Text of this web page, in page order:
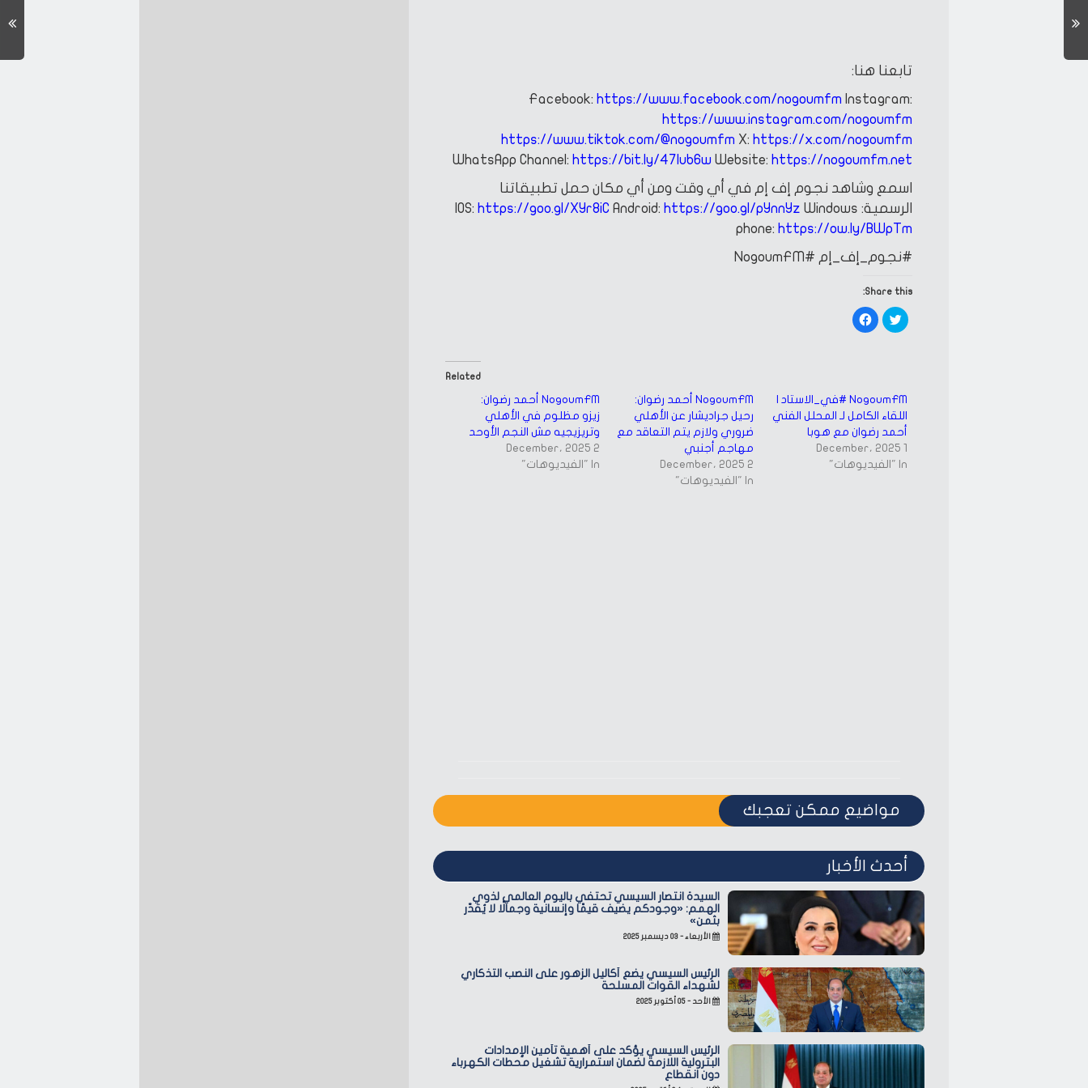
تابعنا هنا:
Facebook: https://www.facebook.com/nogoumfm Instagram:
https://www.instagram.com/nogoumfm
https://www.tiktok.com/@nogoumfm X: https://x.com/nogoumfm
WhatsApp Channel: https://bit.ly/47Iub6w Website: https://nogoumfm.net
اسمع وشاهد نجوم إف إم في أي وقت ومن أي مكان حمل تطبيقاتنا
الرسمية:
https://goo.gl/XYr8iC Android: https://goo.gl/pYnnYz Windows
phone: https://ow.ly/BWpTm
#نجوم_إف_إم #NogoumFM
Share this:
Click
to
share
window)
Click
to
window)
Related
NogoumFM أحمد رضوان:
زيزو مظلوم في الأهلي
وتريزيجيه مش النجم الأوحد
2 December، 2025
In "الفيديوهات"
NogoumFM أحمد رضوان:
رحيل جراديشار عن الأهلي
ضروري ولازم يتم التعاقد مع
مهاجم أجنبي
2 December، 2025
In "الفيديوهات"
NogoumFM #في_الاستاد |
اللقاء الكامل لـ المحلل الفني
أحمد رضوان مع هوبا
1 December، 2025
In "الفيديوهات"
مواضيع ممكن تعجبك
أحدث الأخبار
السيدة انتصار السيسي تحتفي باليوم العالمي لذوي
الهمم: «وجودكم يضيف قيمًا وإنسانية وجمالًا لا يُقدّر
بثمن»
الأربعاء - ٠٣ ديسمبر ٢٠٢٥
الرئيس السيسي يضع أكاليل الزهور على النصب التذكاري
لشهداء القوات المسلحة
الأحد - ٠٥ أكتوبر ٢٠٢٥
الرئيس السيسي يؤكد على أهمية تأمين الإمدادات
البترولية اللازمة لضمان استمرارية تشغيل محطات الكهرباء
دون انقطاع